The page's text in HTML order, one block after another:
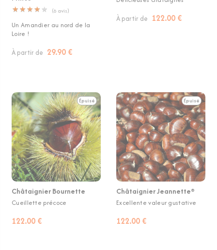
★ ★ ★ ★ ★
★ ★ ★ ★ ★ (6 avis)
Un Amandier au nord de la
Loire !
À partir de 29.90 €
À partir de 122.00 €
Épuisé
Châtaignier Bournette
Cueillette précoce
122.00 €
Épuisé
Châtaignier Jeannette®
Excellente valeur gustative
122.00 €